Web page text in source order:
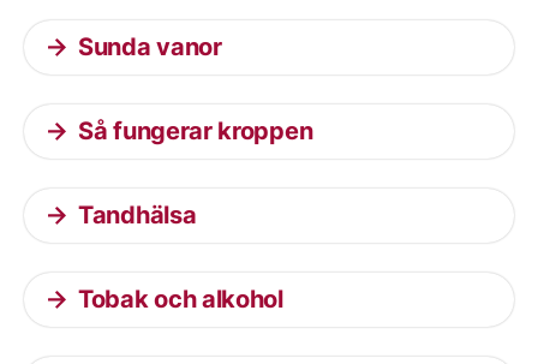
Sunda vanor
Så fungerar kroppen
Tandhälsa
Tobak och alkohol